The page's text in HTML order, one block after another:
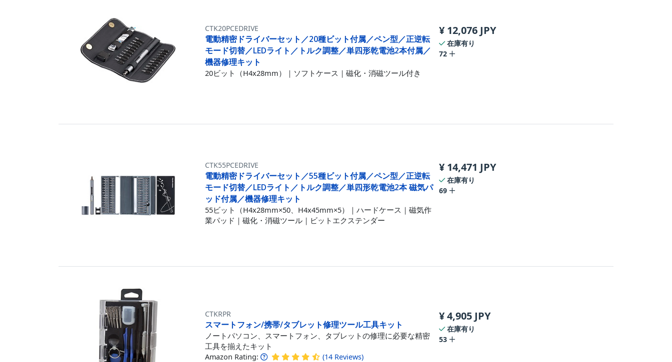
CTK20PCEDRIVE
電動精密ドライバーセット／20種ビット付属／ペン型／正逆転
モード切替／LEDライト／トルク調整／単四形乾電池2本付属／
機器修理キット
20ビット（H4x28mm）｜ソフトケース｜磁化・消磁ツール付き
¥ 12,076 JPY
在庫有り
72
CTK55PCEDRIVE
電動精密ドライバーセット／55種ビット付属／ペン型／正逆転
モード切替／LEDライト／トルク調整／単四形乾電池2本 磁気パ
ッド付属／機器修理キット
55ビット（H4x28mm×50、H4x45mm×5）｜ハードケース｜磁気作
業パッド｜磁化・消磁ツール｜ビットエクステンダー
¥ 14,471 JPY
在庫有り
69
CTKRPR
スマートフォン/携帯/タブレット修理ツール工具キット
ノートパソコン、スマートフォン、タブレットの修理に必要な精密
工具を揃えたキット
Amazon Rating: (14 Reviews)
¥4,905 JPY
在庫有り
53